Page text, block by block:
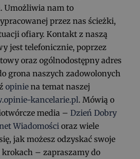
Umożliwia nam to
przez nas ścieżki,
ofiary. Kontakt z naszą
jest telefonicznie, poprzez
oraz ogólnodostępny adres
grona naszych zadowolonych
opinie na temat naszej
kancelarie.pl. Mówią o
media –Dzień Dobry
Wiadomości oraz wiele
jak możesz odzyskać swoje
– zapraszamy do